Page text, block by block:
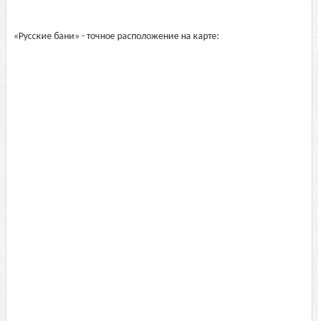
«Русские бани» - точное расположение на карте: